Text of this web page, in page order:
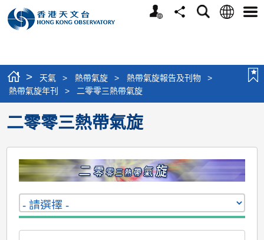
個
分
搜
語
選
> 天氣 > 熱帶氣旋 > 熱帶氣旋報告及刊物
>
熱帶氣旋年刊
> 二零零三熱帶氣旋
二零零三熱帶氣旋